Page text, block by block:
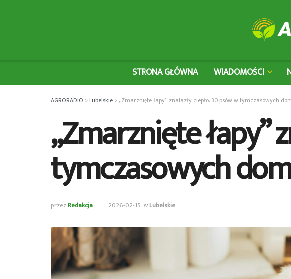
STRONA GŁÓWNA WIADOMOŚCI
AGRORADIO >Lubelskie > „Zmarznięte łapy” znalazły ciepło. 30 psów w tymczasowych
„Zmarznięte łapy”
tymczasowych
przezRedakcja 2026-02-15 wLubelskie